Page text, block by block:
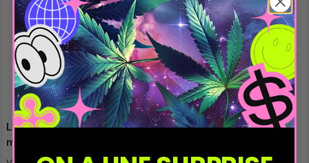
L'Eau Tropicale 1000 mg 30
ml - Greeneo x Petit Nuage
Booster CBD 10 ml -